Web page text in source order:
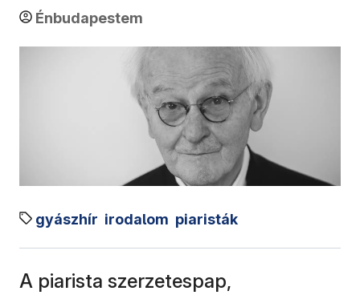
Énbudapestem
gyászhír irodalom piaristák
A piarista szerzetespap,